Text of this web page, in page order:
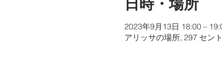
日時・場所
2023年9月13日 18:00 –
アリッサの場所, 297 セン